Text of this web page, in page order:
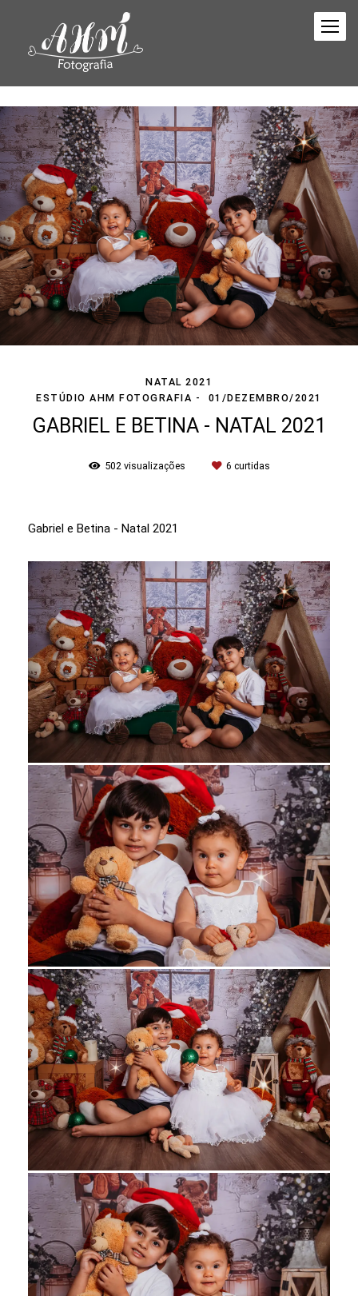
NATAL 2021
ESTÚDIO AHM FOTOGRAFIA
01/DEZEMBRO/2021
GABRIEL E BETINA - NATAL 2021
502 visualizações 6 curtidas
Gabriel e Betina - Natal 2021